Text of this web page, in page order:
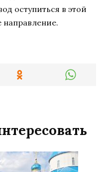
оступиться в этой